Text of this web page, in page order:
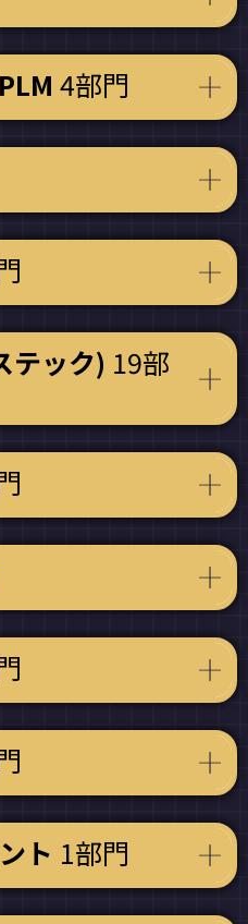
4部門
テック) 19部
ト 1部門